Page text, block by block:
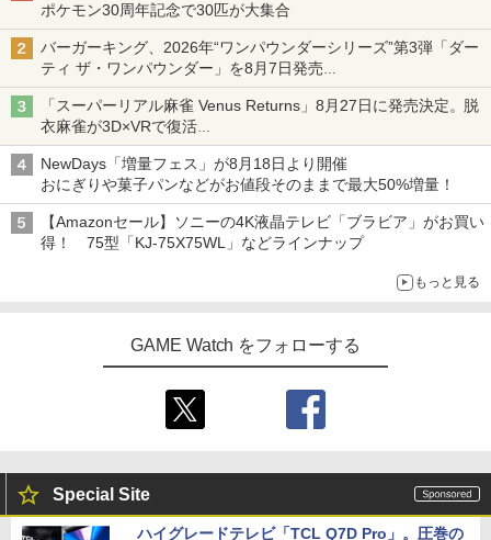
ポケモン30周年記念で30匹が大集合
バーガーキング、2026年“ワンパウンダーシリーズ”第3弾「ダー
ティ ザ・ワンパウンダー」を8月7日発売
「特製ガーリックマヨソース」を使用した超大型チーズバーガー
「スーパーリアル麻雀 Venus Returns」8月27日に発売決定。脱
衣麻雀が3D×VRで復活
発売から2週間は20%オフになるセールが実施
NewDays「増量フェス」が8月18日より開催
おにぎりや菓子パンなどがお値段そのままで最大50%増量！
【Amazonセール】ソニーの4K液晶テレビ「ブラビア」がお買い
得！ 75型「KJ-75X75WL」などラインナップ
もっと見る
GAME Watch をフォローする
Special Site
ハイグレードテレビ「TCL Q7D Pro」。圧巻の